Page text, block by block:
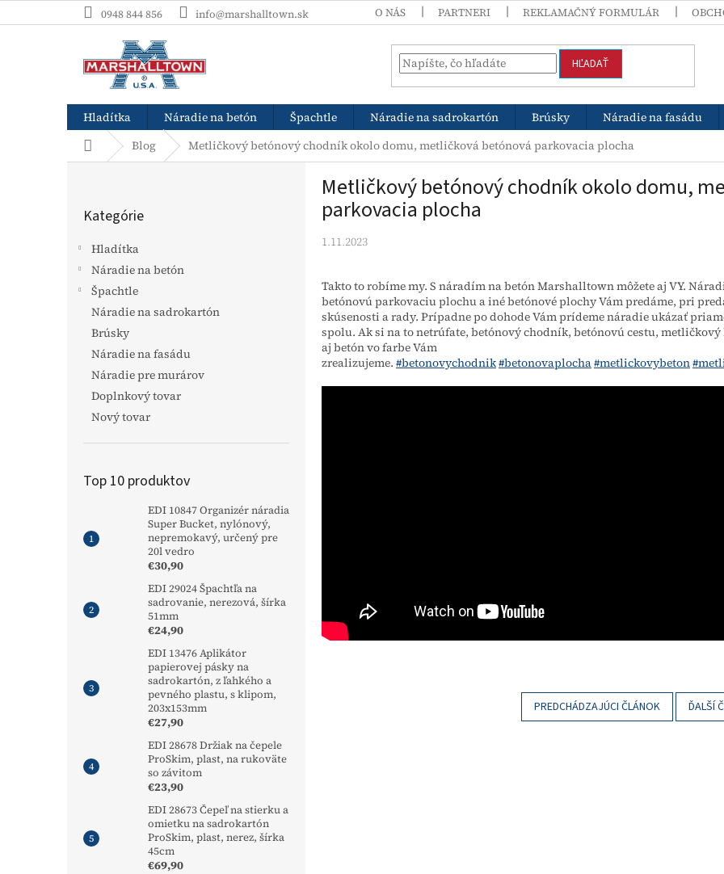
na
0948 844 856 info@marshalltown.sk O NÁS PARTNERI REKLAMAČNÝ FORMULÁR
HĽADAŤ
Hladítka Náradie na betón Špachtle Náradie na sadrokartón Brúsky Náradie na fasádu
DomovBlog Metličkový betónový chodník okolo domu, metličková betónová parkovacia plocha
kategórie
Kategórie
Hladítka
Náradie na betón
Špachtle
Náradie na sadrokartón
Brúsky
Náradie na fasádu
Náradie pre murárov
Doplnkový tovar
Nový tovar
Top 10 produktov
EDI 10847 Organizér náradia
Super Bucket, nylónový,
nepremokavý, určený pre
20l vedro
€30,90
EDI 29024 Špachtľa na
sadrovanie, nerezová, šírka
51mm
€24,90
EDI 13476 Aplikátor
papierovej pásky na
sadrokartón, z ľahkého a
pevného plastu, s klipom,
203x153mm
€27,90
EDI 28678 Držiak na čepele
ProSkim, plast, na rukoväte
so závitom
€23,90
EDI 28673 Čepeľ na stierku a
omietku na sadrokartón
ProSkim, plast, nerez, šírka
45cm
€69,90
Metličkový betónový chodník okolo domu,
parkovacia plocha
1.11.2023
Takto to robíme my. S náradím na betón Marshalltown môžete aj VY.
betónovú parkovaciu plochu a iné betónové plochy Vám predáme, pri
skúsenosti a rady. Prípadne po dohode Vám prídeme náradie ukázať
spolu. Ak si na to netrúfate, betónový chodník, betónovú cestu,
aj betón vo farbe Vám
zrealizujeme. #betonovychodnik#betonovaplocha#metlickovybeton
PREDCHÁDZAJÚCI ČLÁNOK ĎALŠÍ